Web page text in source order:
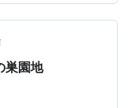
北山崎に匹敵する
。私もこのトレイ
手でも屈指のお
回のゴールであ
巣園地